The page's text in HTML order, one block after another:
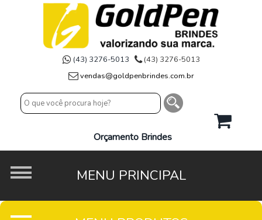
(43) 3276-5013
(43) 3276-5013
vendas@goldpenbrindes.com.br
Orçamento Brindes